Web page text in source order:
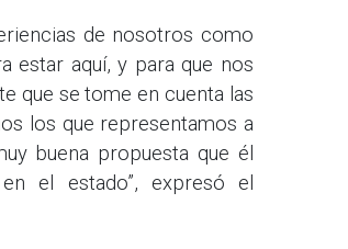
de nosotros como
estar aquí, y para que nos
que se tome en cuenta las
los que representamos a
buena propuesta que él
el estado”, expresó el